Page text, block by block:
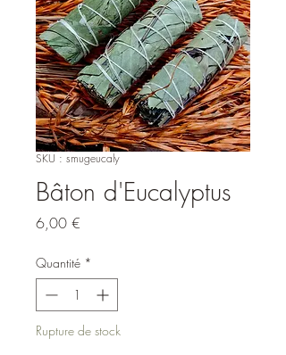
SKU : smugeucaly
Bâton d'Eucalyptus
6,00 €
Quantité *
Rupture de stock